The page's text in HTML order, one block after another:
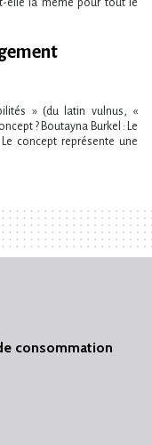
» (du latin vulnus, «
? Boutayna Burkel : Le
concept représente une
consommation